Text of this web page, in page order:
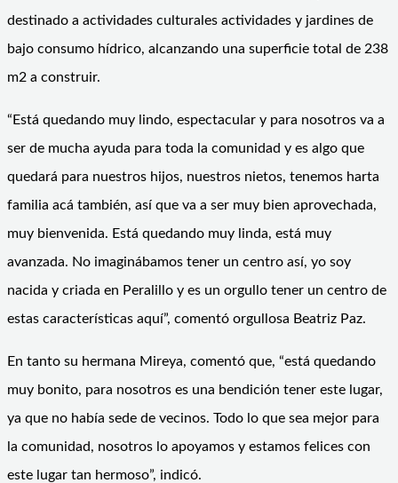
destinado a actividades culturales actividades y jardines de
bajo consumo hídrico, alcanzando una superficie total de 238
m2 a construir.
“Está quedando muy lindo, espectacular y para nosotros va a
ser de mucha ayuda para toda la comunidad y es algo que
quedará para nuestros hijos, nuestros nietos, tenemos harta
familia acá también, así que va a ser muy bien aprovechada,
muy bienvenida. Está quedando muy linda, está muy
avanzada. No imaginábamos tener un centro así, yo soy
nacida y criada en Peralillo y es un orgullo tener un centro de
estas características aquí”, comentó orgullosa Beatriz Paz.
En tanto su hermana Mireya, comentó que, “está quedando
muy bonito, para nosotros es una bendición tener este lugar,
ya que no había sede de vecinos. Todo lo que sea mejor para
la comunidad, nosotros lo apoyamos y estamos felices con
este lugar tan hermoso”, indicó.